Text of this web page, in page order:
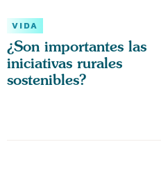
VIDA
¿Son importantes las
iniciativas rurales
sostenibles?